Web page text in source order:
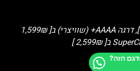
דרגה AAA+ ב[ 899₪ ], דרגה AAAA+ (שוויצרי) ב[ 1,599₪
הזה?